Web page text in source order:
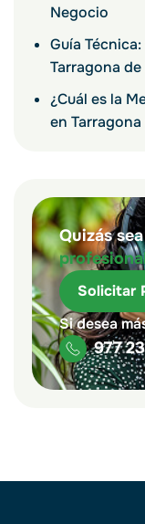
Negocio
Guía
Tarragona
¿Cuál es la
en
Quizás
Solicitar
Si desea
977